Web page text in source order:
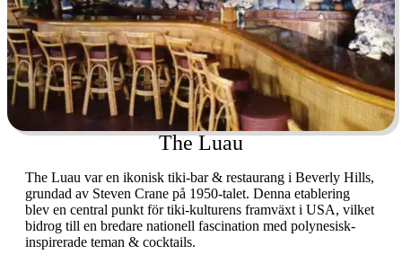
The Luau
The Luau var en ikonisk tiki-bar & restaurang i Beverly Hills,
grundad av Steven Crane på 1950-talet. Denna etablering
blev en central punkt för tiki-kulturens framväxt i USA, vilket
bidrog till en bredare nationell fascination med polynesisk-
inspirerade teman & cocktails.